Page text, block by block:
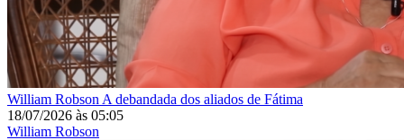
William Robson A debandada dos aliados de Fátima
18/07/2026 às 05:05
William Robson